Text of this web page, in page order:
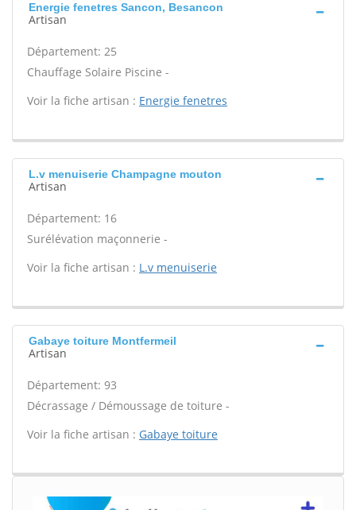
Energie fenetres Sancon, Besancon
Artisan
Département: 25
Chauffage Solaire Piscine -
Voir la fiche artisan : Energie fenetres
L.v menuiserie Champagne mouton
Artisan
Département: 16
Surélévation maçonnerie -
Voir la fiche artisan : L.v menuiserie
Gabaye toiture Montfermeil
Artisan
Département: 93
Décrassage / Démoussage de toiture -
Voir la fiche artisan : Gabaye toiture